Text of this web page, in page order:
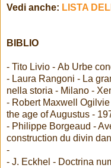
Vedi anche: LISTA
BIBLIO
- Tito Livio - Ab Urbe
- Laura Rangoni - La
nella storia - Milano -
- Robert Maxwell
the age of Augustus -
- Philippe Borgeaud -
construction du divin
-
- J. Eckhel - Doctrina